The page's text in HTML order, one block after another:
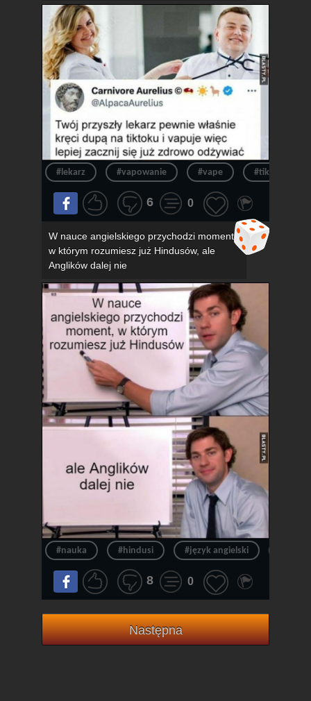
#lekarz #vapowanie #vape #tik tok
6 0
W nauce angielskiego przychodzi moment,
w którym rozumiesz już Hindusów, ale
Anglików dalej nie
#nauka #hindusi #język angielski
8 0
Następna